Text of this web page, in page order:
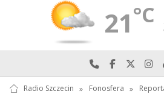
21°C
Najlepiej po
Odwiedź
Radio Szczecin » Fonosfera »